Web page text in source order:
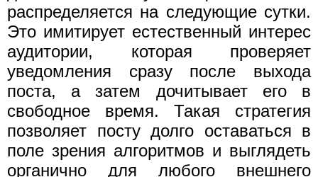
распределяется на следующие сутки.
Это имитирует естественный интерес
аудитории, которая проверяет
уведомления сразу после выхода
поста, а затем дочитывает его в
свободное время. Такая стратегия
позволяет посту долго оставаться в
поле зрения алгоритмов и выглядеть
органично для любого внешнего